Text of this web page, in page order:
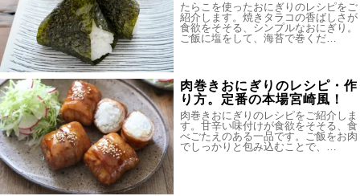
たらこを使ったおにぎりのレシピをご
紹介します。焼きタラコの香ばしさが
食欲をそそる、シンプルなおにぎり。
ご飯に塩をして、海苔で巻くだ…
肉巻きおにぎりのレシピ・作
り方。定番の本場宮崎風！
肉巻きおにぎりのレシピをご紹介しま
す。甘辛い味付けが食欲をそそる、食
べごたえのある一品です。ご飯をお肉
でしっかりと包み込むことで、…